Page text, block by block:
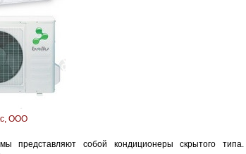
ООО
представляют собой кондиционеры скрытого